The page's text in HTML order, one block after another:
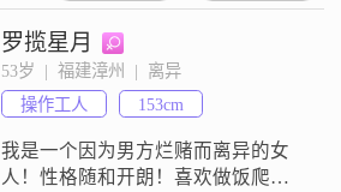
罗揽星月
53岁  |  福建漳州  |  离异
操作工人
153cm
我是一个因为男方烂赌而离异的女
人！性格随和开朗！喜欢做饭爬山